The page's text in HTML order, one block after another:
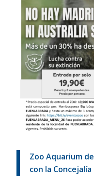
Zoo Aquarium
con la